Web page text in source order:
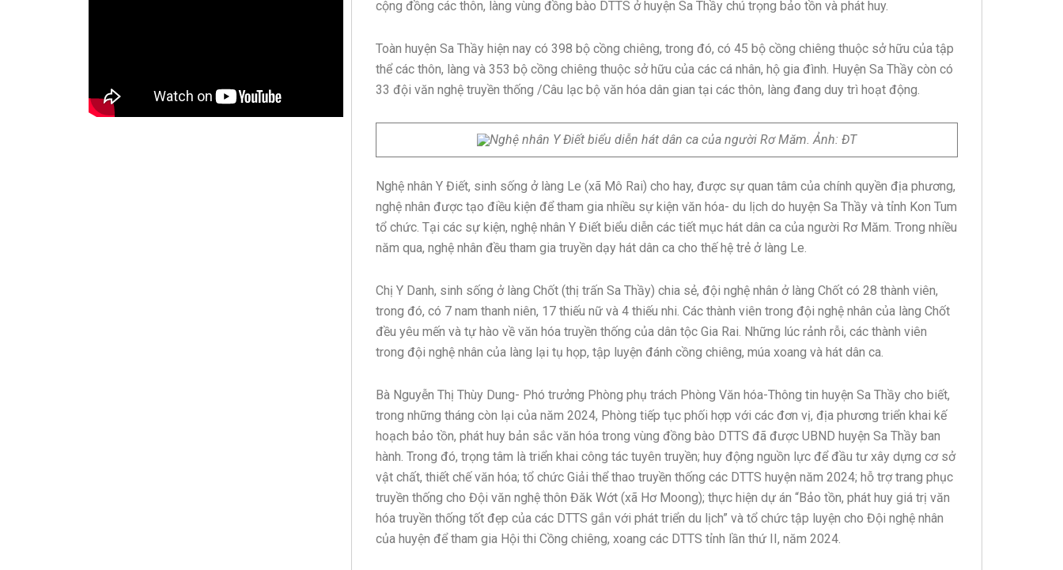
cộng đồng các thôn, làng vùng đồng bào DTTS ở huyện Sa Thầy chú trọng bảo tồn và phát huy.
Toàn huyện Sa Thầy hiện nay có 398 bộ cồng chiêng, trong đó, có 45 bộ cồng chiêng thuộc sở hữu của tập
thể các thôn, làng và 353 bộ cồng chiêng thuộc sở hữu của các cá nhân, hộ gia đình. Huyện Sa Thầy còn có
33 đội văn nghệ truyền thống /Câu lạc bộ văn hóa dân gian tại các thôn, làng đang duy trì hoạt động.
Nghệ nhân Y Điết biểu diễn hát dân ca của người Rơ Măm. Ảnh: ĐT
Nghệ nhân Y Điết, sinh sống ở làng Le (xã Mô Rai) cho hay, được sự quan tâm của chính quyền địa phương,
nghệ nhân được tạo điều kiện để tham gia nhiều sự kiện văn hóa- du lịch do huyện Sa Thầy và tỉnh Kon Tum
tổ chức. Tại các sự kiện, nghệ nhân Y Điết biểu diễn các tiết mục hát dân ca của người Rơ Măm. Trong nhiều
năm qua, nghệ nhân đều tham gia truyền dạy hát dân ca cho thế hệ trẻ ở làng Le.
Chị Y Danh, sinh sống ở làng Chốt (thị trấn Sa Thầy) chia sẻ, đội nghệ nhân ở làng Chốt có 28 thành viên,
trong đó, có 7 nam thanh niên, 17 thiếu nữ và 4 thiếu nhi. Các thành viên trong đội nghệ nhân của làng Chốt
đều yêu mến và tự hào về văn hóa truyền thống của dân tộc Gia Rai. Những lúc rảnh rỗi, các thành viên
trong đội nghệ nhân của làng lại tụ họp, tập luyện đánh cồng chiêng, múa xoang và hát dân ca.
Bà Nguyễn Thị Thùy Dung- Phó trưởng Phòng phụ trách Phòng Văn hóa-Thông tin huyện Sa Thầy cho biết,
trong những tháng còn lại của năm 2024, Phòng tiếp tục phối hợp với các đơn vị, địa phương triển khai kế
hoạch bảo tồn, phát huy bản sắc văn hóa trong vùng đồng bào DTTS đã được UBND huyện Sa Thầy ban
hành. Trong đó, trọng tâm là triển khai công tác tuyên truyền; huy động nguồn lực để đầu tư xây dựng cơ sở
vật chất, thiết chế văn hóa; tổ chức Giải thể thao truyền thống các DTTS huyện năm 2024; hỗ trợ trang phục
truyền thống cho Đội văn nghệ thôn Đăk Wớt (xã Hơ Moong); thực hiện dự án “Bảo tồn, phát huy giá trị văn
hóa truyền thống tốt đẹp của các DTTS gắn với phát triển du lịch” và tổ chức tập luyện cho Đội nghệ nhân
của huyện để tham gia Hội thi Cồng chiêng, xoang các DTTS tỉnh lần thứ II, năm 2024.